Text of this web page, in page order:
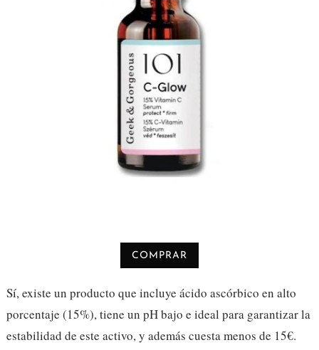
COMPRAR
Sí, existe un producto que incluye ácido ascórbico en alto
porcentaje (15%), tiene un pH bajo e ideal para garantizar la
estabilidad de este activo, y además cuesta menos de 15€.